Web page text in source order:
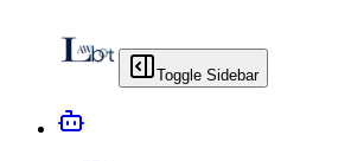
Toggle Sidebar